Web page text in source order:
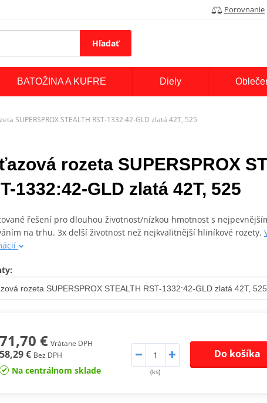
Porovnanie
Hľadať
BATOŽINA A KUFRE Diely
SUPERSPROX STEALTH RST-1332:42-GLD zlatá 42T, 525
rozeta SUPERSPROX
1332:42-GLD zlatá 42T, 525
řešení pro dlouhou životnost/nízkou hmotnost s
na trhu. 3x delší životnost než nejkvalitnější hliníkové rozety.
71,70 € Vrátane DPH
58,29 € Bez DPH
Na centrálnom sklade (ks)
Do košíka